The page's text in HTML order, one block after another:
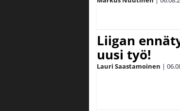
Liigan
uusi työ!
Lauri Saastamoinen |